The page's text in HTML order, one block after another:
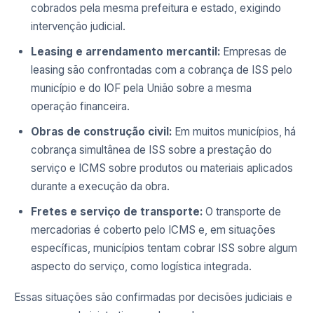
cobrados pela mesma prefeitura e estado, exigindo
intervenção judicial.
Leasing e arrendamento mercantil: Empresas de
leasing são confrontadas com a cobrança de ISS pelo
município e do IOF pela União sobre a mesma
operação financeira.
Obras de construção civil: Em muitos municípios, há
cobrança simultânea de ISS sobre a prestação do
serviço e ICMS sobre produtos ou materiais aplicados
durante a execução da obra.
Fretes e serviço de transporte: O transporte de
mercadorias é coberto pelo ICMS e, em situações
específicas, municípios tentam cobrar ISS sobre algum
aspecto do serviço, como logística integrada.
Essas situações são confirmadas por decisões judiciais e